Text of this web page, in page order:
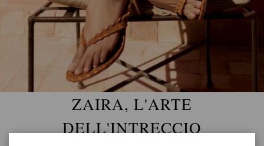
ZAIRA, L'ARTE
DELL'INTRECCIO